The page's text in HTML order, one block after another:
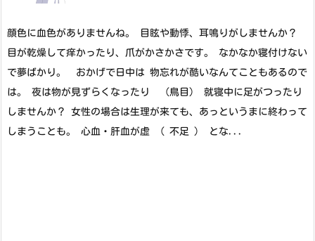
顔色に血色がありませんね。 目眩や動悸、耳鳴りがしませんか？
目が乾燥して痒かったり、爪がかさかさです。 なかなか寝付けない
で夢ばかり。 おかげで日中は 物忘れが酷いなんてこともあるので
は。 夜は物が見ずらくなったり （鳥目） 就寝中に足がつったり
しませんか？ 女性の場合は生理が来ても、あっというまに終わって
しまうことも。 心血・肝血が虚 （ 不足 ） とな...